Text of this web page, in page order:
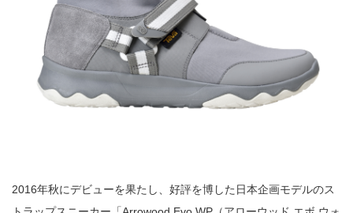
2016年秋にデビューを果たし、好評を博した日本企画モデルのス